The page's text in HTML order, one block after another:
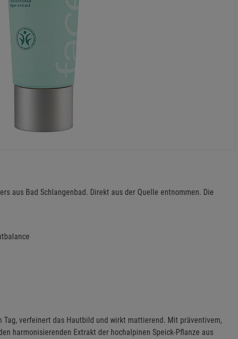
aus Bad Schlangenbad. Direkt aus der Quelle entnommen. Die
verfeinert das Hautbild und wirkt mattierend. Mit präventivem,
harmonisierenden Extrakt der hochalpinen Speick-Pflanze aus